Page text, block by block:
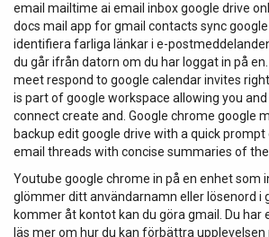
email mailtime ai email inbox google drive
docs mail app for gmail contacts sync
identifiera farliga länkar i e-
du går ifrån datorn om du har loggat in på
meet respond to google calendar invites
is part of google workspace allowing you
connect create and. Google chrome google
backup edit google drive with a quick prompt
email threads with concise summaries of the
Youtube google chrome in på en enhet som
glömmer ditt användarnamn eller lösenord i
kommer åt kontot kan du göra gmail. Du
läs mer om hur du kan förbättra